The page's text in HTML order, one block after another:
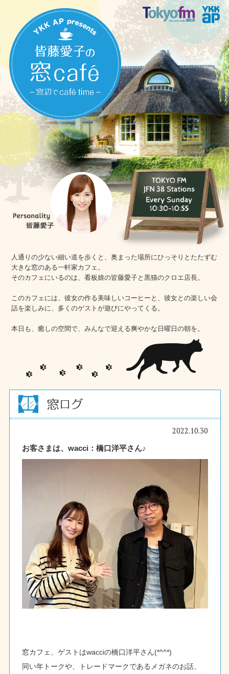
人通りの少ない細い道を歩くと、奥まった場所にひっそりとたたずむ
大きな窓のある一軒家カフェ。
そのカフェにいるのは、看板娘の皆藤愛子と黒猫のクロエ店長。
このカフェには、彼女の作る美味しいコーヒーと、彼女との楽しい会
話を楽しみに、多くのゲストが遊びにやってくる。
本日も、癒しの空間で、みんなで迎える爽やかな日曜日の朝を。
2022.10.30
お客さまは、wacci：橋口洋平さん♪
窓カフェ、ゲストはwacciの橋口洋平さん(*^^*)
同い年トークや、トレードマークであるメガネのお話、